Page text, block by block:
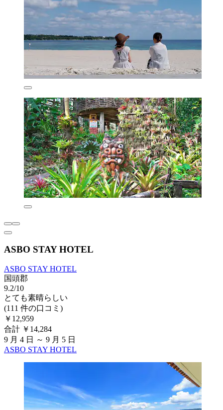
ASBO STAY HOTEL
ASBO STAY HOTEL
国頭郡
9.2/10
とても素晴らしい
(111 件の口コミ)
￥12,959
合計 ￥14,284
9 月 4 日 ～ 9 月 5 日
ASBO STAY HOTEL